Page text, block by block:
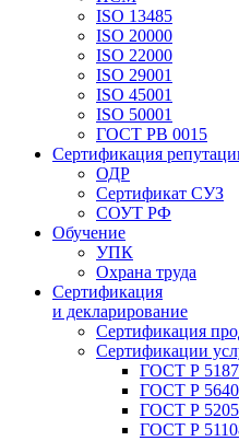
ISO 13485
ISO 20000
ISO 22000
ISO 29001
ISO 45001
ISO 50001
ГОСТ РВ 0015
Сертификация
ОДР
Сертификат СУЗ
СОУТ РФ
Обучение
УПК
Охрана труда
Сертификация
и декларирование
Сертификация
Сертификации
ГОСТ Р
ГОСТ Р
ГОСТ Р
ГОСТ Р